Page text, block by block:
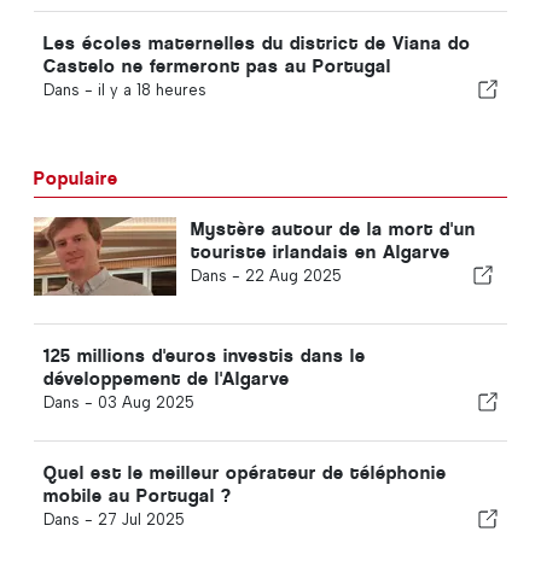
Les écoles maternelles du district de Viana do
Castelo ne fermeront pas au Portugal
Dans - il y a 18 heures
Populaire
Mystère autour de la mort d'un
touriste irlandais en Algarve
Dans - 22 Aug 2025
125 millions d'euros investis dans le
développement de l'Algarve
Dans - 03 Aug 2025
Quel est le meilleur opérateur de téléphonie
mobile au Portugal ?
Dans - 27 Jul 2025